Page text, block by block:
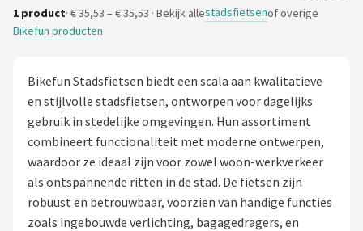
Merken
Fietsroutes
Kinderfietsen
Elektrische fietsen
1 product· € 35,53 – € 35,53 · Bekijk allestadsfietsenof overige
Bikefun producten
Bikefun Stadsfietsen biedt een scala aan kwalitatieve
en stijlvolle stadsfietsen, ontworpen voor dagelijks
gebruik in stedelijke omgevingen. Hun assortiment
combineert functionaliteit met moderne ontwerpen,
waardoor ze ideaal zijn voor zowel woon-werkverkeer
als ontspannende ritten in de stad. De fietsen zijn
robuust en betrouwbaar, voorzien van handige functies
zoals ingebouwde verlichting, bagagedragers, en